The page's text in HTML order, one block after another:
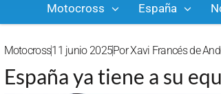
Motocross España
Motocross11 junio 2025PorXavi Francés de
España ya tiene a su